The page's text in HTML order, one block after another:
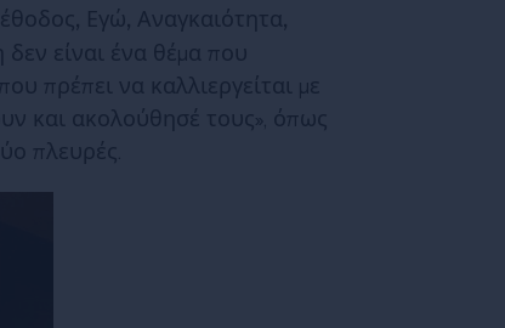
Εγώ, Αναγκαιότητα,
είναι ένα θέμα που
πρέπει να καλλιεργείται με
και ακολούθησέ τους», όπως
πλευρές.